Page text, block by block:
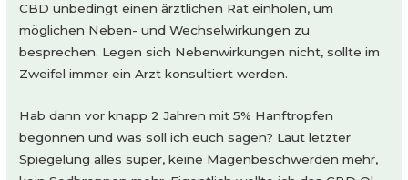
CBD unbedingt einen ärztlichen Rat einholen, um
möglichen Neben- und Wechselwirkungen zu
besprechen. Legen sich Nebenwirkungen nicht, sollte im
Zweifel immer ein Arzt konsultiert werden.
Hab dann vor knapp 2 Jahren mit 5% Hanftropfen
begonnen und was soll ich euch sagen? Laut letzter
Spiegelung alles super, keine Magenbeschwerden mehr,